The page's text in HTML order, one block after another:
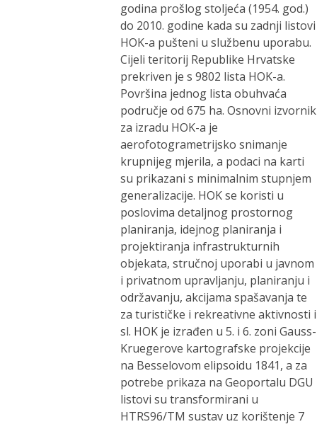
godina prošlog stoljeća (1954. god.)
do 2010. godine kada su zadnji listovi
HOK-a pušteni u službenu uporabu.
Cijeli teritorij Republike Hrvatske
prekriven je s 9802 lista HOK-a.
Površina jednog lista obuhvaća
područje od 675 ha. Osnovni izvornik
za izradu HOK-a je
aerofotogrametrijsko snimanje
krupnijeg mjerila, a podaci na karti
su prikazani s minimalnim stupnjem
generalizacije. HOK se koristi u
poslovima detaljnog prostornog
planiranja, idejnog planiranja i
projektiranja infrastrukturnih
objekata, stručnoj uporabi u javnom
i privatnom upravljanju, planiranju i
održavanju, akcijama spašavanja te
za turističke i rekreativne aktivnosti i
sl. HOK je izrađen u 5. i 6. zoni Gauss-
Kruegerove kartografske projekcije
na Besselovom elipsoidu 1841, a za
potrebe prikaza na Geoportalu DGU
listovi su transformirani u
HTRS96/TM sustav uz korištenje 7